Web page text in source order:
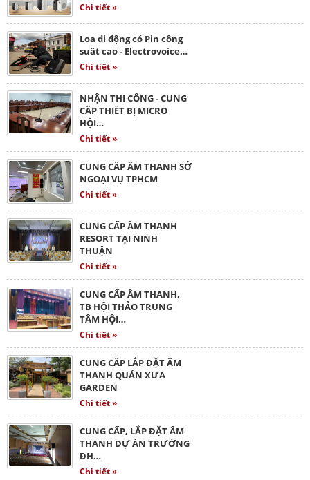
Chi tiết »
Loa di động có Pin công
suất cao - Electrovoice…
Chi tiết »
NHẬN THI CÔNG - CUNG
CẤP THIẾT BỊ MICRO
HỘI…
Chi tiết »
CUNG CẤP ÂM THANH SỞ
NGOẠI VỤ TPHCM
Chi tiết »
CUNG CẤP ÂM THANH
RESORT TẠI NINH
THUẬN
Chi tiết »
CUNG CẤP ÂM THANH,
TB HỘI THẢO TRUNG
TÂM HỘI…
Chi tiết »
CUNG CẤP LẮP ĐẶT ÂM
THANH QUÁN XƯA
GARDEN
Chi tiết »
CUNG CẤP, LẮP ĐẶT ÂM
THANH DỰ ÁN TRƯỜNG
ĐH…
Chi tiết »